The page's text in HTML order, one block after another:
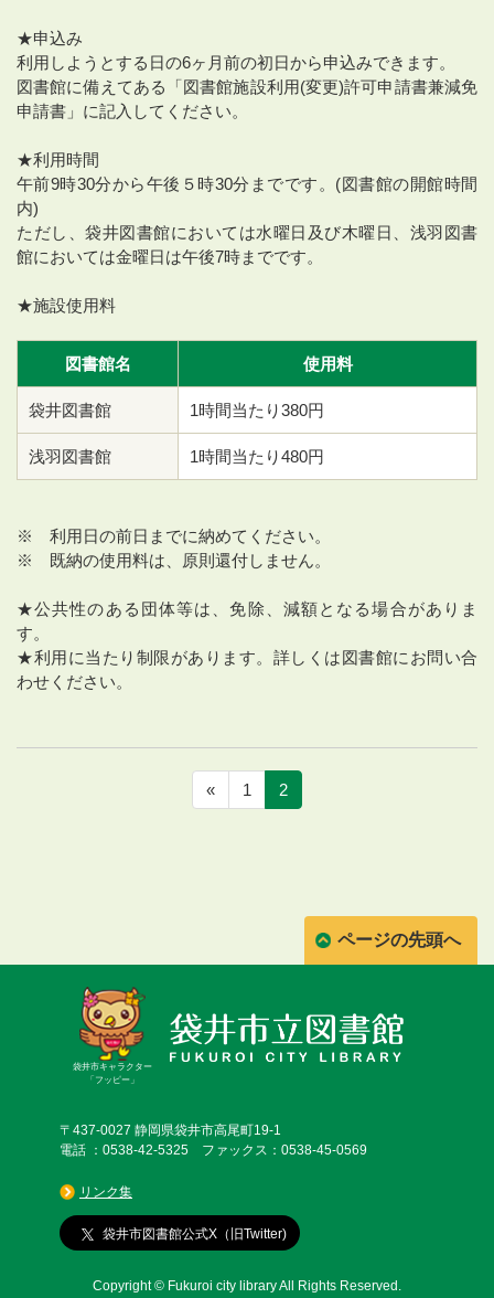
★申込み
利用しようとする日の6ヶ月前の初日から申込みできます。
図書館に備えてある「図書館施設利用(変更)許可申請書兼減免
申請書」に記入してください。
★利用時間
午前9時30分から午後５時30分までです。(図書館の開館時間
内)
ただし、袋井図書館においては水曜日及び木曜日、浅羽図書
館においては金曜日は午後7時までです。
★施設使用料
図書館名 使用料
袋井図書館 1時間当たり380円
浅羽図書館 1時間当たり480円
※ 利用日の前日までに納めてください。
※ 既納の使用料は、原則還付しません。
★公共性のある団体等は、免除、減額となる場合がありま
す。
★利用に当たり制限があります。詳しくは図書館にお問い合
わせください。
« 1 2
ページの先頭へ
袋井市キャラクター
「フッピー」
〒437-0027 静岡県袋井市高尾町19-1
電話 ：0538-42-5325 ファックス：0538-45-0569
リンク集
袋井市図書館公式X（旧Twitter)
Copyright © Fukuroi city library All Rights Reserved.